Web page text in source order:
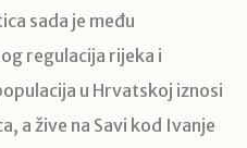
sada je među
regulacija rijeka i
u Hrvatskoj iznosi
a žive na Savi kod Ivanje